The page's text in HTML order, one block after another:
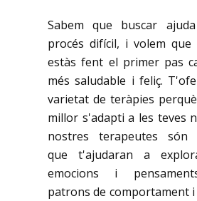
Sabem que buscar
procés difícil, i volem que
estàs fent el primer pas
més saludable i feliç.
varietat de teràpies
millor s'adapti a les teves
nostres terapeutes són
que t'ajudaran a
emocions i
patrons de comportament